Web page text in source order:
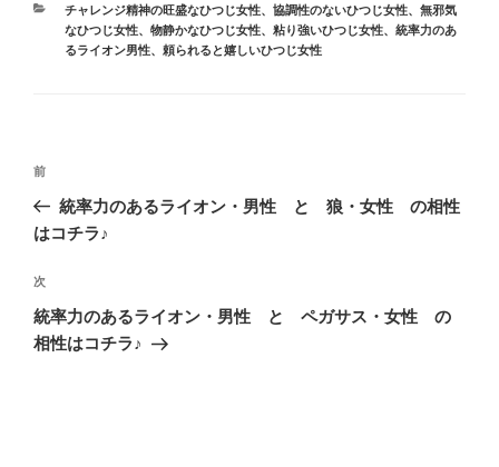
カ
テ
ゴ
チャレンジ精神の旺盛なひつじ女性、 協調性のないひつじ女性、 無邪気
なひつじ女性、 物静かなひつじ女性、 粘り強いひつじ女性、 統率力のあ
るライオン男性、 頼られると嬉しいひつじ女性
投
ナ
ゲ
ー
シ
前
の
投
前
統率力のあるライオン・男性 と 狼・女性 の相性
はコチラ♪
次
の
投
次
統率力のあるライオン・男性 と ペガサス・女性 の
相性はコチラ♪